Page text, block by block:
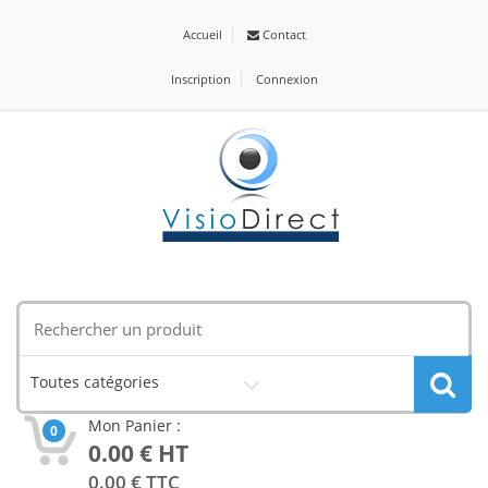
Accueil Contact
Inscription Connexion
Toutes catégories
0 Mon Panier :
0.00€ HT
0.00 € TTC